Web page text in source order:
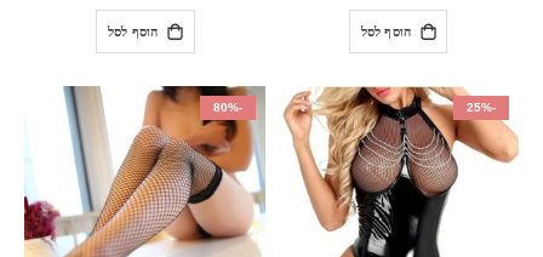
הוסף לסל הוסף לסל
-25%
-80%